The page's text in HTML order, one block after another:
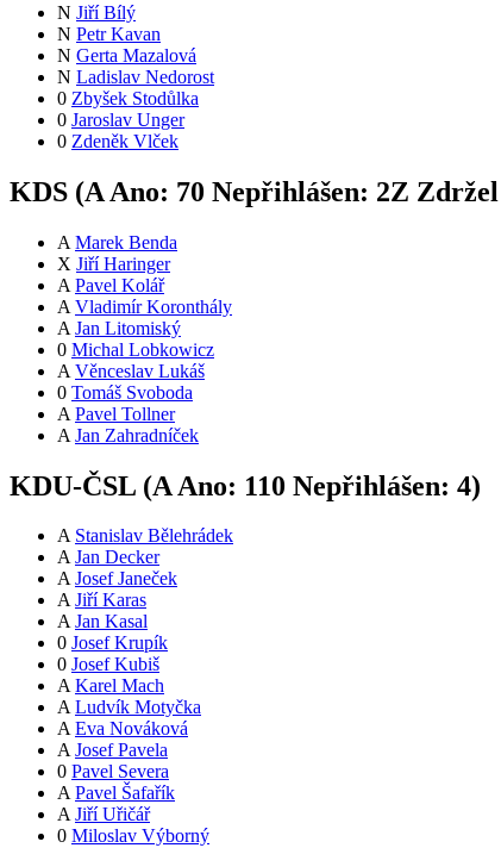
N Jiří Bílý
N Petr Kavan
N Gerta Mazalová
N Ladislav Nedorost
0 Zbyšek Stodůlka
0 Jaroslav Unger
0 Zdeněk Vlček
KDS (A Ano: 70 Nepřihlášen: 2Z Zdržel
A Marek Benda
X Jiří Haringer
A Pavel Kolář
A Vladimír Koronthály
A Jan Litomiský
0 Michal Lobkowicz
A Věnceslav Lukáš
0 Tomáš Svoboda
A Pavel Tollner
A Jan Zahradníček
KDU-ČSL (A Ano: 110 Nepřihlášen: 4)
A Stanislav Bělehrádek
A Jan Decker
A Josef Janeček
A Jiří Karas
A Jan Kasal
0 Josef Krupík
0 Josef Kubiš
A Karel Mach
A Ludvík Motyčka
A Eva Nováková
A Josef Pavela
0 Pavel Severa
A Pavel Šafařík
A Jiří Uřičář
0 Miloslav Výborný